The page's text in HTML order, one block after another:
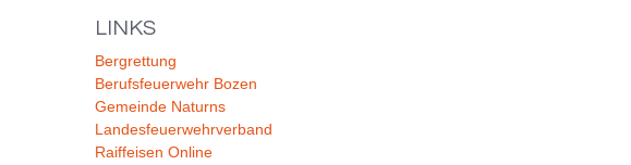
LINKS
Bergrettung
Berufsfeuerwehr Bozen
Gemeinde Naturns
Landesfeuerwehrverband
Raiffeisen Online